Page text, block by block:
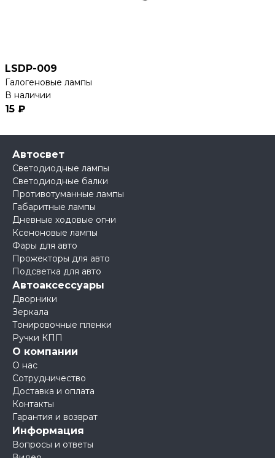
LSDP-009
Галогеновые лампы
В наличии
15 ₽
Автосвет
Светодиодные лампы
Светодиодные балки
Противотуманные лампы
Габаритные лампы
Дневные ходовые огни
Ксеноновые лампы
Фары для авто
Прожекторы для авто
Подсветка для авто
Автоаксессуары
Дворники
Зеркала
Тонировочные пленки
Ручки КПП
О компании
О нас
Сотрудничество
Доставка и оплата
Контакты
Гарантия и возврат
Информация
Вопросы и ответы